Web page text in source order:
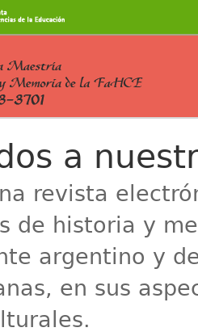
a
revista
de historia y
argentino y
en sus